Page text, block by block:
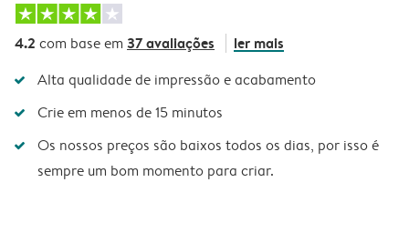
4.2 com base em 37 avaliações ler mais
Alta qualidade de impressão e acabamento
Crie em menos de 15 minutos
Os nossos preços são baixos todos os dias, por isso é
sempre um bom momento para criar.